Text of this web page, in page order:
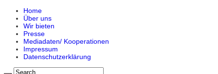
Home
Über uns
Wir bieten
Presse
Mediadaten/ Kooperationen
Impressum
Datenschutzerklärung